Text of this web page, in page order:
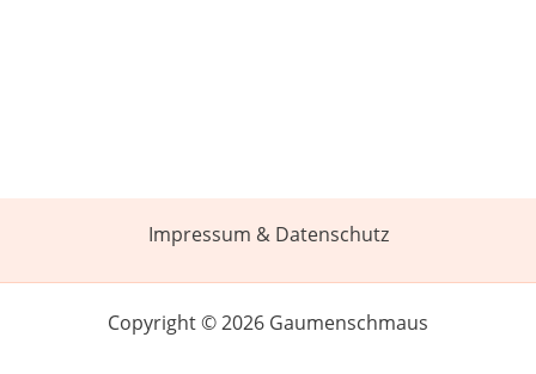
Impressum & Datenschutz
Copyright © 2026 Gaumenschmaus